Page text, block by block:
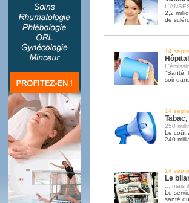
2,2
de
14
"Santé,
soir
14
250
Le coût
240
14
Le
... mais
Le
santé